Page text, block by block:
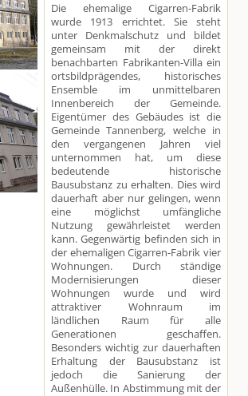
Die ehemalige Cigarren-Fabrik
wurde 1913 errichtet. Sie steht
unter Denkmalschutz und bildet
gemeinsam mit der direkt
benachbarten Fabrikanten-Villa ein
ortsbildprägendes, historisches
Ensemble im unmittelbaren
Innenbereich der Gemeinde.
Eigentümer des Gebäudes ist die
Gemeinde Tannenberg, welche in
den vergangenen Jahren viel
unternommen hat, um diese
bedeutende historische
Bausubstanz zu erhalten. Dies wird
dauerhaft aber nur gelingen, wenn
eine möglichst umfängliche
Nutzung gewährleistet werden
kann. Gegenwärtig befinden sich in
der ehemaligen Cigarren-Fabrik vier
Wohnungen. Durch ständige
Modernisierungen dieser
Wohnungen wurde und wird
attraktiver Wohnraum im
ländlichen Raum für alle
Generationen geschaffen.
Besonders wichtig zur dauerhaften
Erhaltung der Bausubstanz ist
jedoch die Sanierung der
Außenhülle. In Abstimmung mit der